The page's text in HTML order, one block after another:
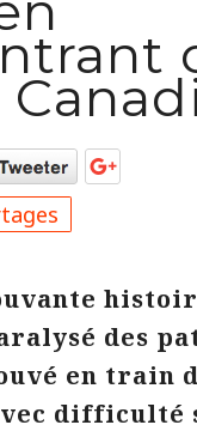
des
en train
difficulté